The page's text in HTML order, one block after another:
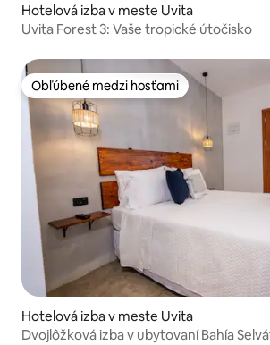
Hotelová izba v meste Uvita
Uvita Forest 3: Vaše tropické útočisko
Obľúbené medzi hosťami
Obľúbené medzi hosťami
Hotelová izba v meste Uvita
Dvojlôžková izba v ubytovaní Bahía